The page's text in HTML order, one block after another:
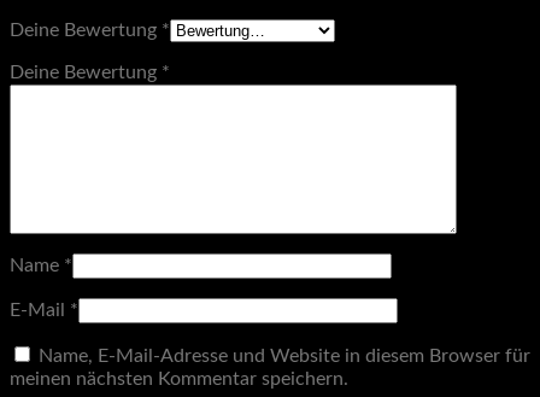
Deine Bewertung *
Deine Bewertung *
Name *
E-Mail *
Name, E-Mail-Adresse und Website in diesem Browser für
meinen nächsten Kommentar speichern.